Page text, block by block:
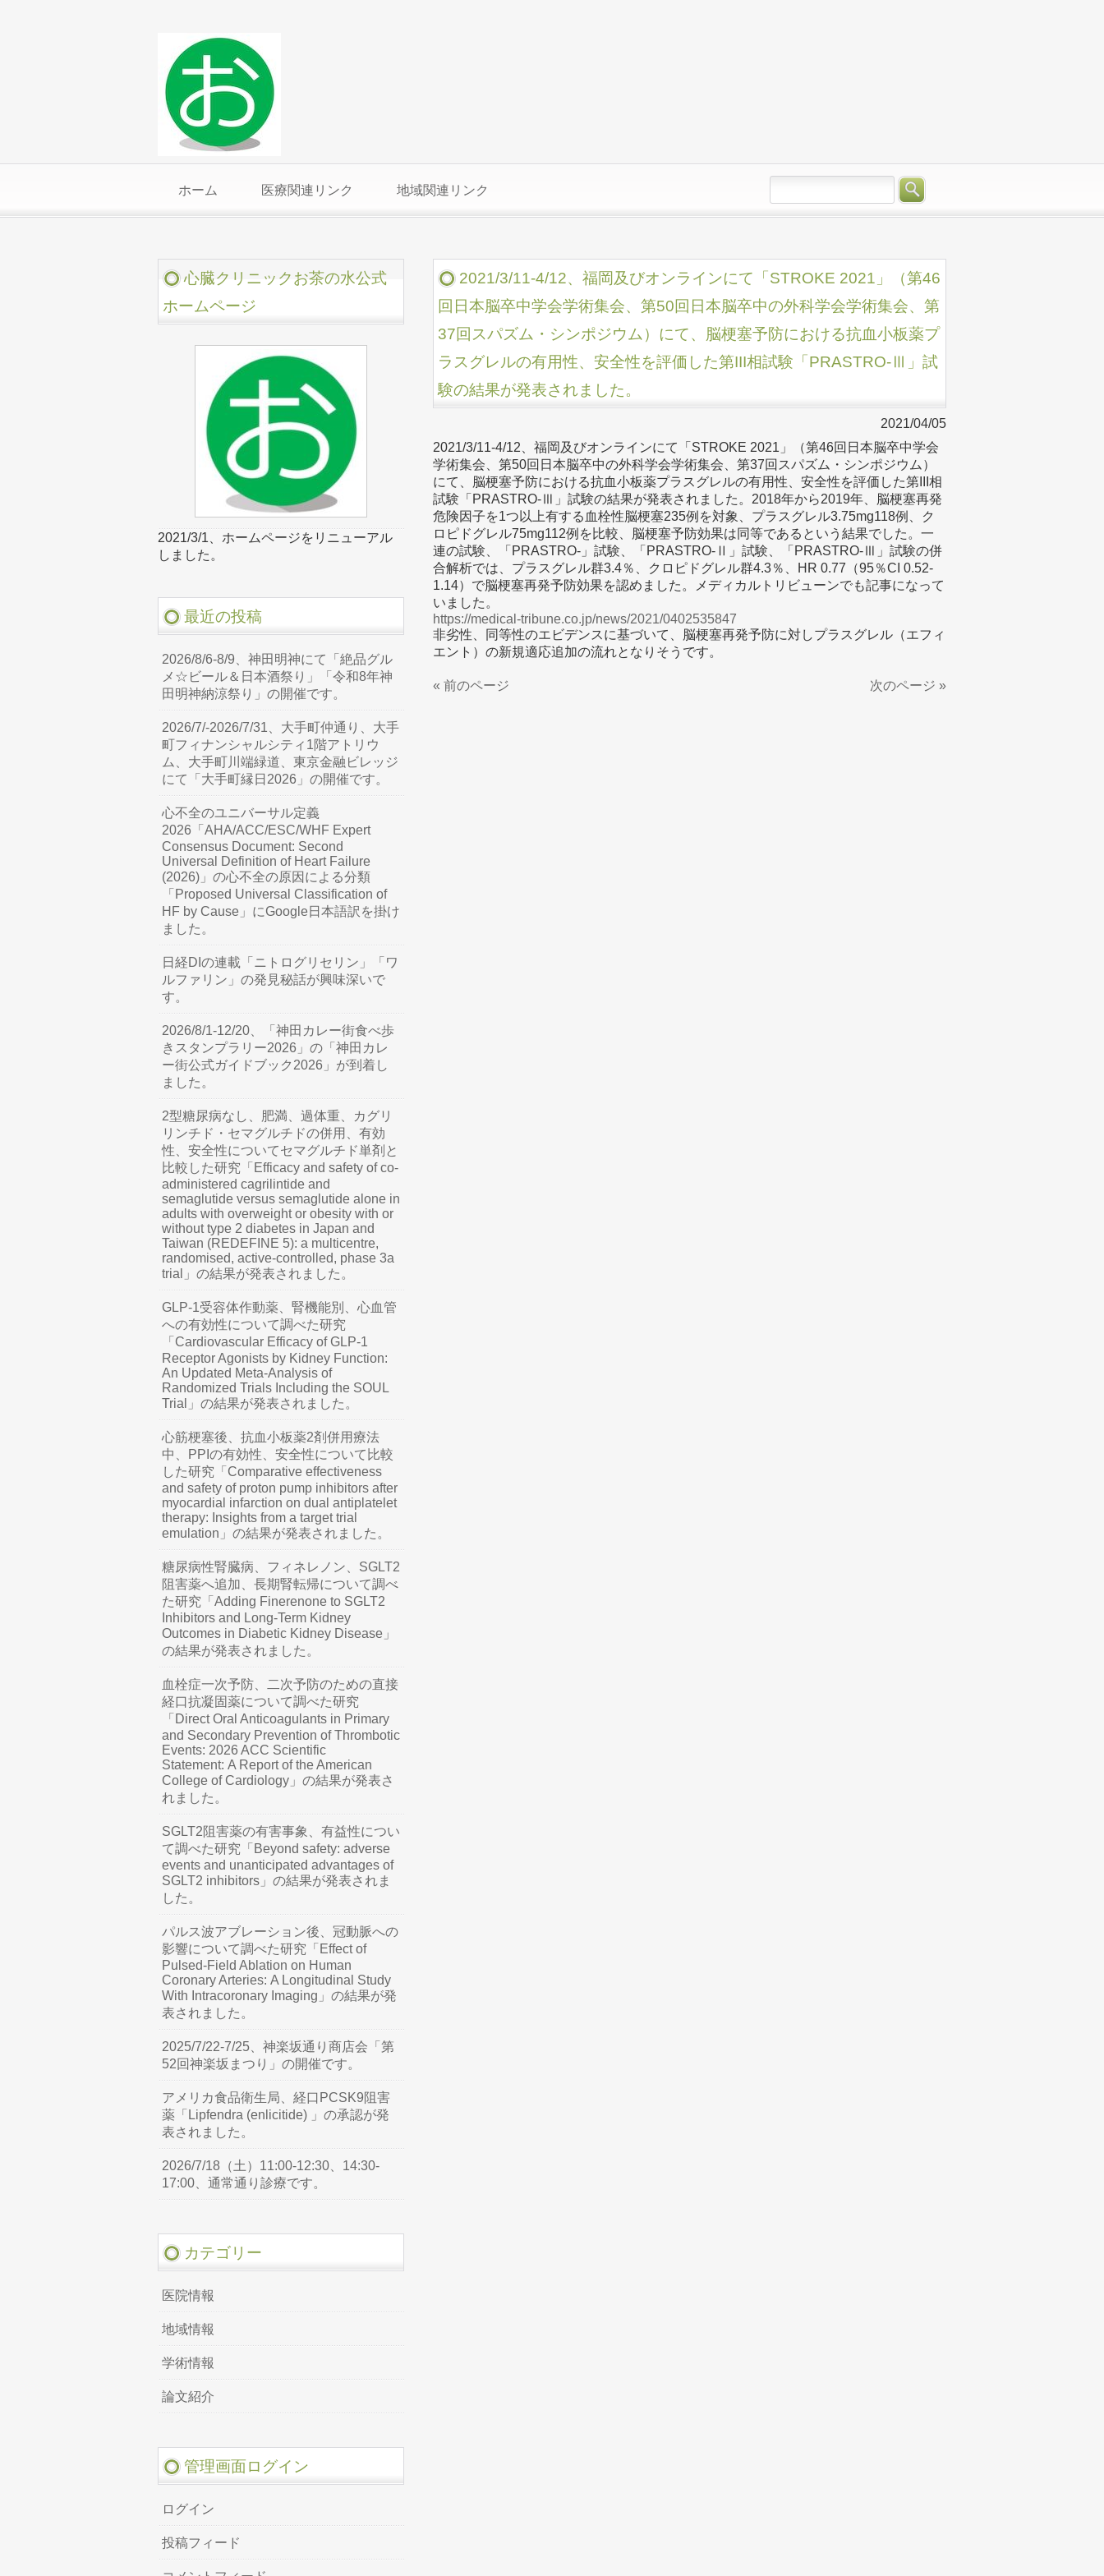
ホーム 医療関連リンク 地域関連リンク
2021/3/11-4/12、福岡及びオンラインにて「STROKE 2021」（第46
回日本脳卒中学会学術集会、第50回日本脳卒中の外科学会学術集会、第
37回スパズム・シンポジウム）にて、脳梗塞予防における抗血小板薬プ
ラスグレルの有用性、安全性を評価した第III相試験「PRASTRO-Ⅲ」試
験の結果が発表されました。
2021/04/05
2021/3/11-4/12、福岡及びオンラインにて「STROKE 2021」（第46回日本脳卒中学会
学術集会、第50回日本脳卒中の外科学会学術集会、第37回スパズム・シンポジウム）
にて、脳梗塞予防における抗血小板薬プラスグレルの有用性、安全性を評価した第III相
試験「PRASTRO-Ⅲ」試験の結果が発表されました。2018年から2019年、脳梗塞再発
危険因子を1つ以上有する血栓性脳梗塞235例を対象、プラスグレル3.75mg118例、ク
ロピドグレル75mg112例を比較、脳梗塞予防効果は同等であるという結果でした。一
連の試験、「PRASTRO-」試験、「PRASTRO-Ⅱ」試験、「PRASTRO-Ⅲ」試験の併
合解析では、プラスグレル群3.4％、クロピドグレル群4.3％、HR 0.77（95％CI 0.52-
1.14）で脳梗塞再発予防効果を認めました。メディカルトリビューンでも記事になって
いました。
https://medical-tribune.co.jp/news/2021/0402535847
非劣性、同等性のエビデンスに基づいて、脳梗塞再発予防に対しプラスグレル（エフィ
エント）の新規適応追加の流れとなりそうです。
« 前のページ 次のページ »
心臓クリニックお茶の水公式
ホームページ
2021/3/1、ホームページをリニューアル
しました。
最近の投稿
2026/8/6-8/9、神田明神にて「絶品グル
メ☆ビール＆日本酒祭り」「令和8年神
田明神納涼祭り」の開催です。
2026/7/-2026/7/31、大手町仲通り、大手
町フィナンシャルシティ1階アトリウ
ム、大手町川端緑道、東京金融ビレッジ
にて「大手町縁日2026」の開催です。
心不全のユニバーサル定義
2026「AHA/ACC/ESC/WHF Expert
Consensus Document: Second
Universal Definition of Heart Failure
(2026)」の心不全の原因による分類
「Proposed Universal Classification of
HF by Cause」にGoogle日本語訳を掛け
ました。
日経DIの連載「ニトログリセリン」「ワ
ルファリン」の発見秘話が興味深いで
す。
2026/8/1-12/20、「神田カレー街食べ歩
きスタンプラリー2026」の「神田カレ
ー街公式ガイドブック2026」が到着し
ました。
2型糖尿病なし、肥満、過体重、カグリ
リンチド・セマグルチドの併用、有効
性、安全性についてセマグルチド単剤と
比較した研究「Efficacy and safety of co-
administered cagrilintide and
semaglutide versus semaglutide alone in
adults with overweight or obesity with or
without type 2 diabetes in Japan and
Taiwan (REDEFINE 5): a multicentre,
randomised, active-controlled, phase 3a
trial」の結果が発表されました。
GLP-1受容体作動薬、腎機能別、心血管
への有効性について調べた研究
「Cardiovascular Efficacy of GLP-1
Receptor Agonists by Kidney Function:
An Updated Meta-Analysis of
Randomized Trials Including the SOUL
Trial」の結果が発表されました。
心筋梗塞後、抗血小板薬2剤併用療法
中、PPIの有効性、安全性について比較
した研究「Comparative effectiveness
and safety of proton pump inhibitors after
myocardial infarction on dual antiplatelet
therapy: Insights from a target trial
emulation」の結果が発表されました。
糖尿病性腎臓病、フィネレノン、SGLT2
阻害薬へ追加、長期腎転帰について調べ
た研究「Adding Finerenone to SGLT2
Inhibitors and Long-Term Kidney
Outcomes in Diabetic Kidney Disease」
の結果が発表されました。
血栓症一次予防、二次予防のための直接
経口抗凝固薬について調べた研究
「Direct Oral Anticoagulants in Primary
and Secondary Prevention of Thrombotic
Events: 2026 ACC Scientific
Statement: A Report of the American
College of Cardiology」の結果が発表さ
れました。
SGLT2阻害薬の有害事象、有益性につい
て調べた研究「Beyond safety: adverse
events and unanticipated advantages of
SGLT2 inhibitors」の結果が発表されま
した。
パルス波アブレーション後、冠動脈への
影響について調べた研究「Effect of
Pulsed-Field Ablation on Human
Coronary Arteries: A Longitudinal Study
With Intracoronary Imaging」の結果が発
表されました。
2025/7/22-7/25、神楽坂通り商店会「第
52回神楽坂まつり」の開催です。
アメリカ食品衛生局、経口PCSK9阻害
薬「Lipfendra (enlicitide) 」の承認が発
表されました。
2026/7/18（土）11:00-12:30、14:30-
17:00、通常通り診療です。
カテゴリー
医院情報
地域情報
学術情報
論文紹介
管理画面ログイン
ログイン
投稿フィード